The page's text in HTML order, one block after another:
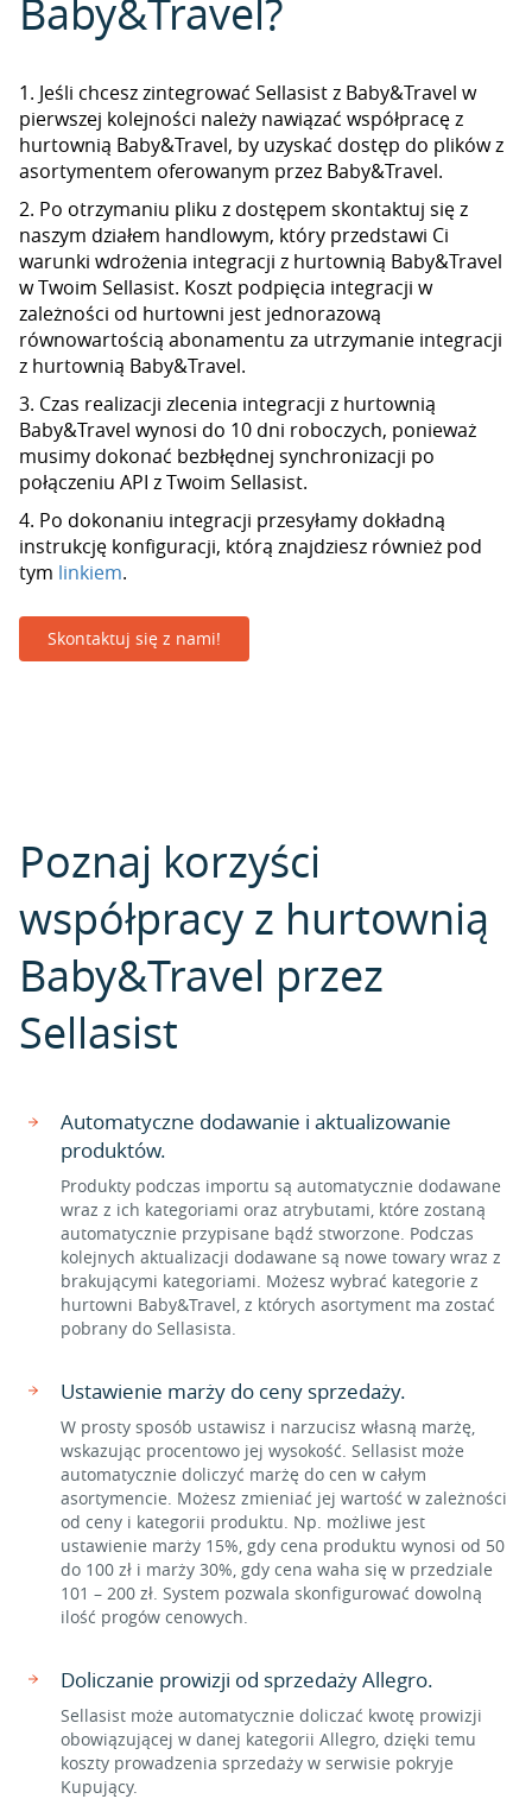
Baby&Travel?
1. Jeśli chcesz zintegrować Sellasist z Baby&Travel w
pierwszej kolejności należy nawiązać współpracę z
hurtownią Baby&Travel, by uzyskać dostęp do plików z
asortymentem oferowanym przez Baby&Travel.
2. Po otrzymaniu pliku z dostępem skontaktuj się z
naszym działem handlowym, który przedstawi Ci
warunki wdrożenia integracji z hurtownią Baby&Travel
w Twoim Sellasist. Koszt podpięcia integracji w
zależności od hurtowni jest jednorazową
równowartością abonamentu za utrzymanie integracji
z hurtownią Baby&Travel.
3. Czas realizacji zlecenia integracji z hurtownią
Baby&Travel wynosi do 10 dni roboczych, ponieważ
musimy dokonać bezbłędnej synchronizacji po
połączeniu API z Twoim Sellasist.
4. Po dokonaniu integracji przesyłamy dokładną
instrukcję konfiguracji, którą znajdziesz również pod
tym linkiem.
Skontaktuj się z nami!
Poznaj korzyści
współpracy z hurtownią
Baby&Travel przez
Sellasist
Automatyczne dodawanie i aktualizowanie
produktów.
Produkty podczas importu są automatycznie dodawane
wraz z ich kategoriami oraz atrybutami, które zostaną
automatycznie przypisane bądź stworzone. Podczas
kolejnych aktualizacji dodawane są nowe towary wraz z
brakującymi kategoriami. Możesz wybrać kategorie z
hurtowni Baby&Travel, z których asortyment ma zostać
pobrany do Sellasista.
Ustawienie marży do ceny sprzedaży.
W prosty sposób ustawisz i narzucisz własną marżę,
wskazując procentowo jej wysokość. Sellasist może
automatycznie doliczyć marżę do cen w całym
asortymencie. Możesz zmieniać jej wartość w zależności
od ceny i kategorii produktu. Np. możliwe jest
ustawienie marży 15%, gdy cena produktu wynosi od 50
do 100 zł i marży 30%, gdy cena waha się w przedziale
101 – 200 zł. System pozwala skonfigurować dowolną
ilość progów cenowych.
Doliczanie prowizji od sprzedaży Allegro.
Sellasist może automatycznie doliczać kwotę prowizji
obowiązującej w danej kategorii Allegro, dzięki temu
koszty prowadzenia sprzedaży w serwisie pokryje
Kupujący.